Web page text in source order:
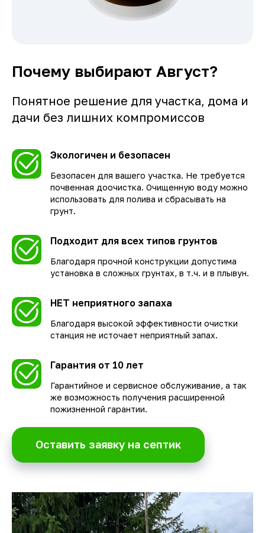
Почему выбирают Август?
Понятное решение для участка, дома и
дачи без лишних компромиссов
Экологичен и безопасен
Безопасен для вашего участка. Не требуется
почвенная доочистка. Очищенную воду можно
использовать для полива и сбрасывать на
грунт.
Подходит для всех типов грунтов
Благодаря прочной конструкции допустима
установка в сложных грунтах, в т.ч. и в плывун.
НЕТ неприятного запаха
Благодаря высокой эффективности очистки
станция не источает неприятный запах.
Гарантия от 10 лет
Гарантийное и сервисное обслуживание, а так
же возможноcть получения расширенной
пожизненной гарантии.
Оставить заявку на септик